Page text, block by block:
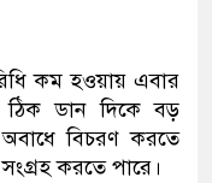
কম হওয়ায় এবার
ঠিক ডান দিকে বড়
বিচরণ করতে
করতে পারে।